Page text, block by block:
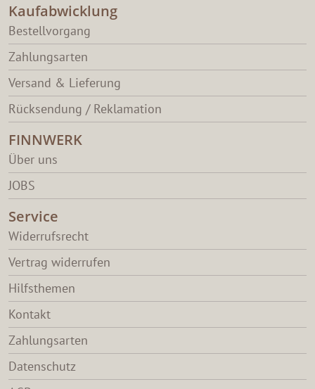
Kaufabwicklung
Bestellvorgang
Zahlungsarten
Versand & Lieferung
Rücksendung / Reklamation
FINNWERK
Über uns
JOBS
Service
Widerrufsrecht
Vertrag widerrufen
Hilfsthemen
Kontakt
Zahlungsarten
Datenschutz